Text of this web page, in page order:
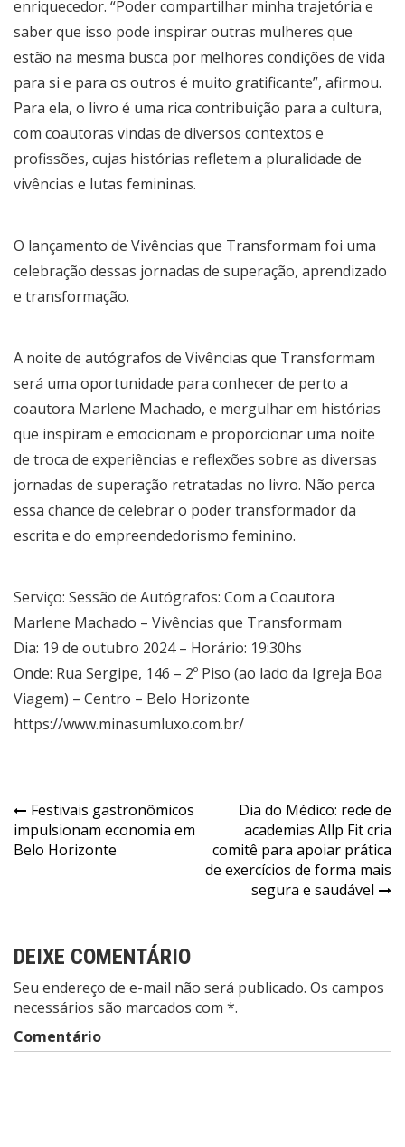
enriquecedor. “Poder compartilhar minha trajetória e
saber que isso pode inspirar outras mulheres que
estão na mesma busca por melhores condições de vida
para si e para os outros é muito gratificante”, afirmou.
Para ela, o livro é uma rica contribuição para a cultura,
com coautoras vindas de diversos contextos e
profissões, cujas histórias refletem a pluralidade de
vivências e lutas femininas.
O lançamento de Vivências que Transformam foi uma
celebração dessas jornadas de superação, aprendizado
e transformação.
A noite de autógrafos de Vivências que Transformam
será uma oportunidade para conhecer de perto a
coautora Marlene Machado, e mergulhar em histórias
que inspiram e emocionam e proporcionar uma noite
de troca de experiências e reflexões sobre as diversas
jornadas de superação retratadas no livro. Não perca
essa chance de celebrar o poder transformador da
escrita e do empreendedorismo feminino.
Serviço: Sessão de Autógrafos: Com a Coautora
Marlene Machado – Vivências que Transformam
Dia: 19 de outubro 2024 – Horário: 19:30hs
Onde: Rua Sergipe, 146 – 2º Piso (ao lado da Igreja Boa
Viagem) – Centro – Belo Horizonte
https://www.minasumluxo.com.br/
Navegação
de
Festivais gastronômicos
impulsionam economia em
Belo Horizonte
Dia do Médico: rede de
academias Allp Fit cria
comitê para apoiar prática
de exercícios de forma mais
segura e saudável
DEIXE COMENTÁRIO
Seu endereço de e-mail não será publicado. Os campos
necessários são marcados com *.
Comentário